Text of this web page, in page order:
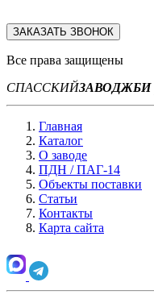
ЗАКАЗАТЬ ЗВОНОК
Все права защищены
СПАССКИЙЗАВОДЖБИ
Главная
Каталог
О заводе
ПДН / ПАГ-14
Объекты поставки
Статьи
Контакты
Карта сайта